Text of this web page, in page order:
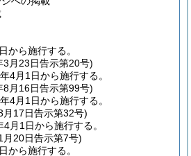
から施行する。
3月23日告示第20号)
4月1日から施行する。
8月16日告示第99号)
4月1日から施行する。
月17日告示第32号)
月1日から施行する。
月20日告示第7号)
から施行する。